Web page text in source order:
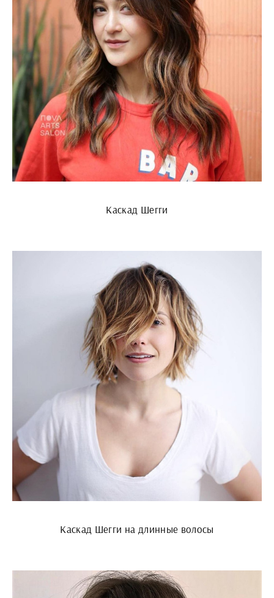
Каскад Шегги
Каскад Шегги на длинные волосы